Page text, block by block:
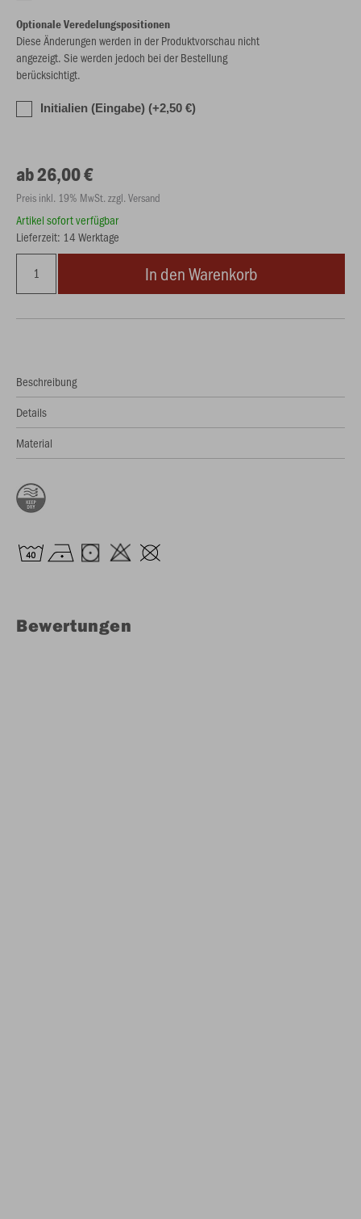
Optionale Veredelungspositionen
Diese Änderungen werden in der Produktvorschau nicht
angezeigt. Sie werden jedoch bei der Bestellung
berücksichtigt.
Initialien (Eingabe) (+2,50 €)
ab 26,00 €
Preis inkl. 19% MwSt. zzgl. Versand
Artikel sofort verfügbar
Lieferzeit: 14 Werktage
In den Warenkorb
Beschreibung
Details
Material
Bewertungen